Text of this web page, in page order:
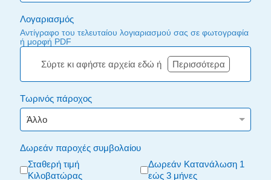
Λογαριασμός
Αντίγραφο του τελευταίου λογιαριασμού σας σε φωτογραφία
ή μορφή PDF
Σύρτε κι αφήστε αρχεία εδώ ή Περισσότερα
Τωρινός πάροχος
Δωρεάν παροχές συμβολαίου
Σταθερή τιμή
Κιλοβατώρας
Δωρεάν Κατανάλωση 1
εώς 3 μήνες